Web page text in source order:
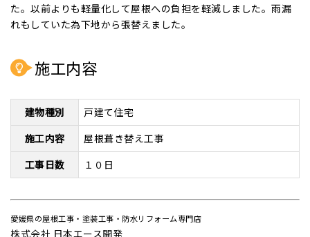
た。以前よりも軽量化して屋根への負担を軽減しました。雨漏
れもしていた為下地から張替えました。
施工内容
建物種別
戸建て住宅
施工内容
屋根葺き替え工事
工事日数
１０日
愛媛県の屋根工事・塗装工事・防水リフォーム専門店
株式会社 日本エース開発